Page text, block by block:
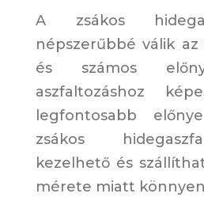
A zsákos
népszerűbbé válik az
és számos
aszfaltozáshoz
legfontosabb
zsákos
kezelhető és
mérete miatt